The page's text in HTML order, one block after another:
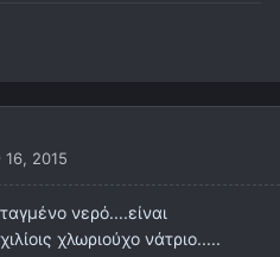
16, 2015
νερό....είναι
χλωριούχο νάτριο.....